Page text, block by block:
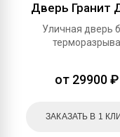
Дверь Гранит
Уличная дверь
терморазрыва
от 29900 ₽
ЗАКАЗАТЬ В 1